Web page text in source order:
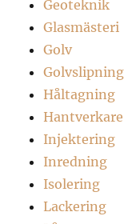
Geoteknik
Glasmästeri
Golv
Golvslipning
Håltagning
Hantverkare
Injektering
Inredning
Isolering
Lackering